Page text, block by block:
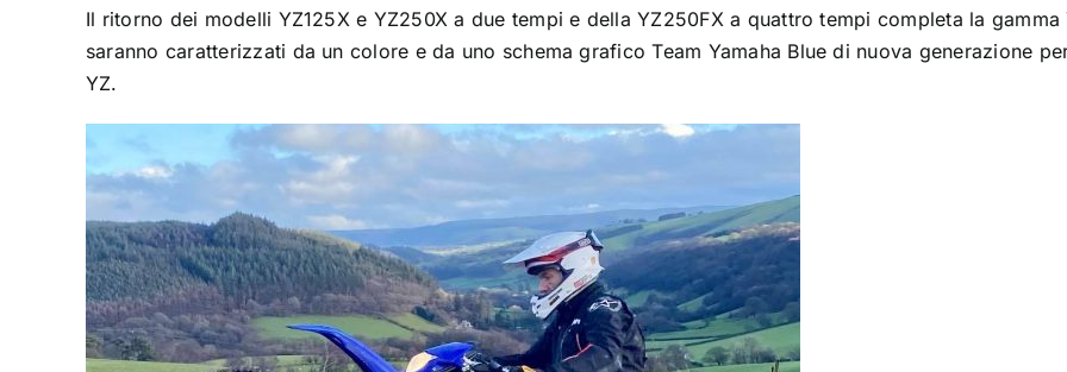
Il ritorno dei modelli YZ125X e YZ250X a due tempi e della YZ250FX a quattro tempi completa la
saranno caratterizzati da un colore e da uno schema grafico Team Yamaha Blue di nuova generazione
YZ.